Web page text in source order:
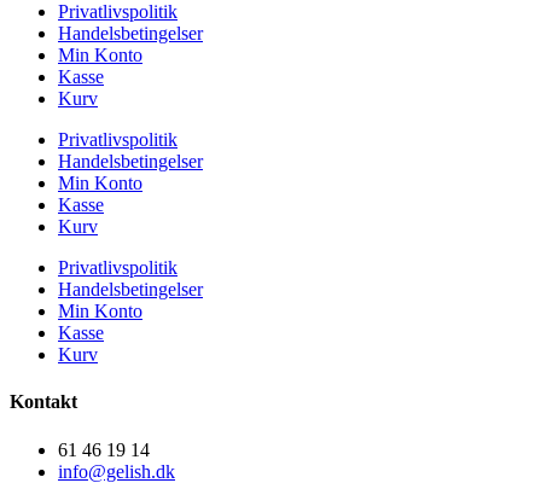
Privatlivspolitik
Handelsbetingelser
Min Konto
Kasse
Kurv
Privatlivspolitik
Handelsbetingelser
Min Konto
Kasse
Kurv
Privatlivspolitik
Handelsbetingelser
Min Konto
Kasse
Kurv
Kontakt
61 46 19 14
info@gelish.dk